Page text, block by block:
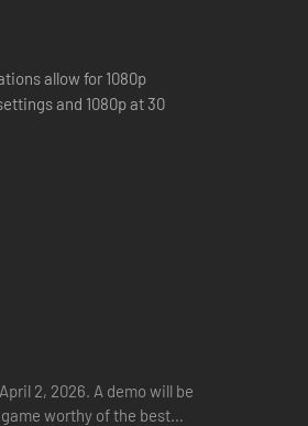
evner til at komme videre
allow for 1080p
and 1080p at 30
2, 2026. A demo will be
worthy of the best